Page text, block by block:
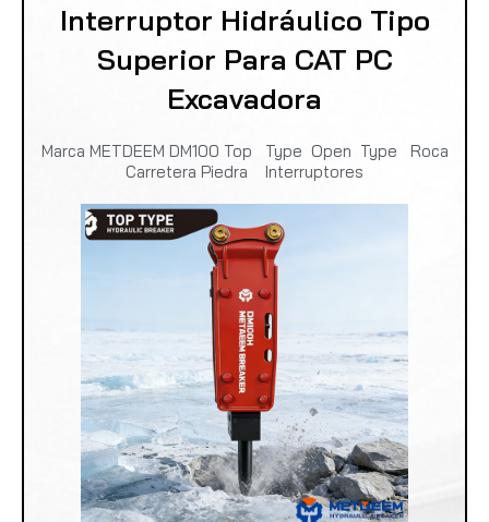
Interruptor Hidráulico Tipo
Superior Para CAT PC
Excavadora
Marca METDEEM DM100 Top Type Open Type Roca
Carretera Piedra Interruptores